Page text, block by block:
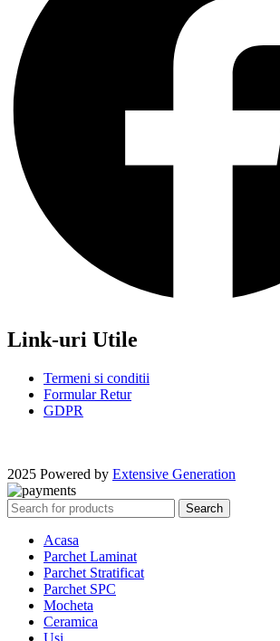
Link-uri Utile
Termeni si conditii
Formular Retur
GDPR
2025 Powered by Extensive Generation
Search
Acasa
Parchet Laminat
Parchet Stratificat
Parchet SPC
Mocheta
Ceramica
Usi